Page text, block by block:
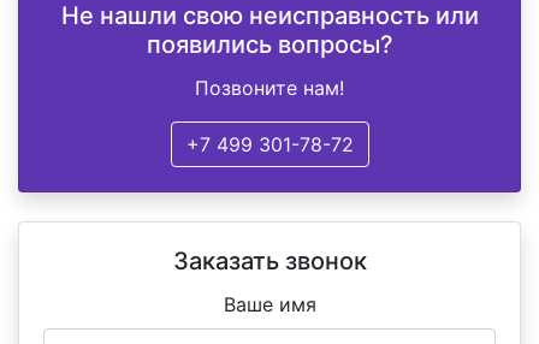
Не нашли свою неисправность или
появились вопросы?
Позвоните нам!
+7 499 301-78-72
Заказать звонок
Ваше имя